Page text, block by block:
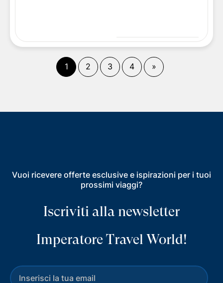
1( corrente)
2 3 4 »Fine
Vuoi ricevere offerte esclusive e ispirazioni per i tuoi
prossimi viaggi?
Iscriviti alla newsletter
Imperatore Travel World!